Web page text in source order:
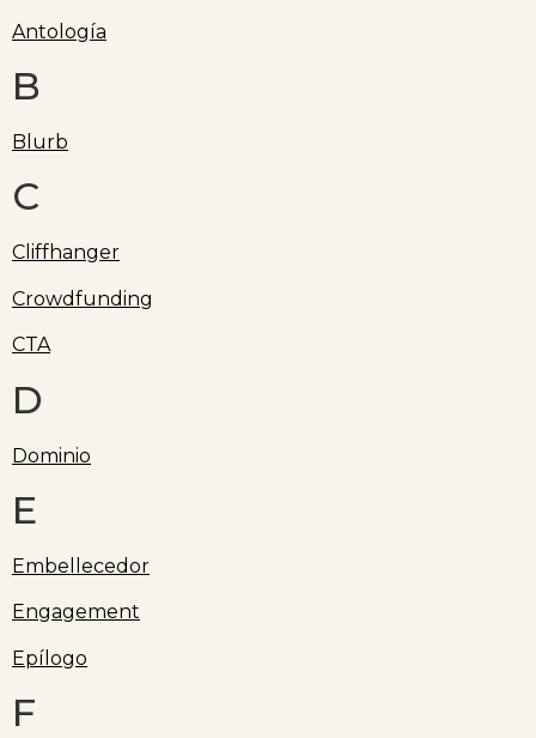
Antología
B
Blurb
C
Cliffhanger
Crowdfunding
CTA
D
Dominio
E
Embellecedor
Engagement
Epílogo
F